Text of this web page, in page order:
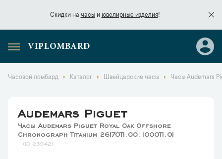
Скидки на часыи ювелирные изделия!
Скидки начасы
VIPLOMBARD
Часовой ломбард Каталог Швейцарские часы Часы Audemars
Audemars Piguet
Часы Audemars Piguet Royal Oak Offshore
Chronograph Titanium 26170TI.OO.1000TI.01
23942